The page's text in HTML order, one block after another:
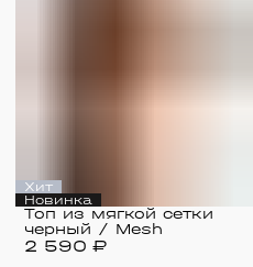
Хит
Новинка
2 590 ₽
Топ из мягкой сетки
черный / Mesh